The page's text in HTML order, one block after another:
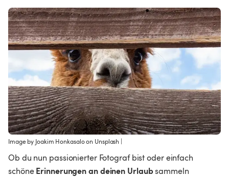
Image by Joakim Honkasalo on Unsplash |
Ob du nun passionierter Fotograf bist oder einfach
schöne Erinnerungen an deinen Urlaub sammeln